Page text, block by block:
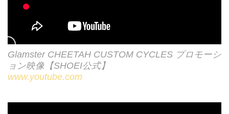
Glamster CHEETAH CUSTOM CYCLES プロモーシ
ョン映像【SHOEI公式】
www.youtube.com